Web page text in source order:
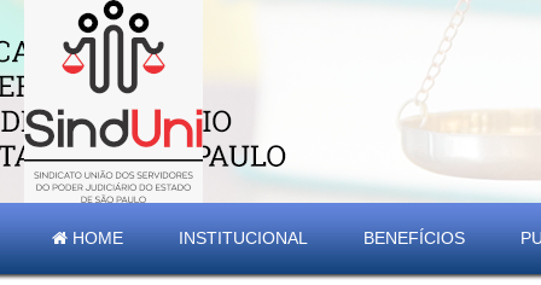
HOME INSTITUCIONAL BENEFÍCIOS